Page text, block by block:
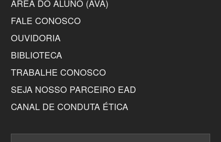
ÁREA DO ALUNO (AVA)
FALE CONOSCO
OUVIDORIA
BIBLIOTECA
TRABALHE CONOSCO
SEJA NOSSO PARCEIRO EAD
CANAL DE CONDUTA ÉTICA